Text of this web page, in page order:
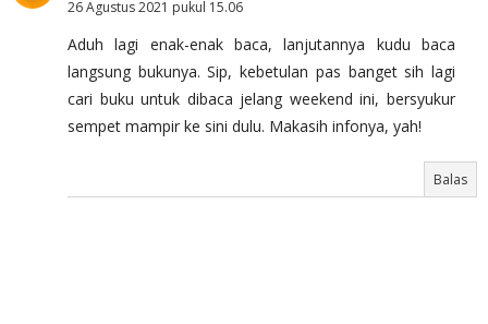
26 Agustus 2021 pukul 15.06
Aduh lagi enak-enak baca, lanjutannya kudu baca
langsung bukunya. Sip, kebetulan pas banget sih lagi
cari buku untuk dibaca jelang weekend ini, bersyukur
sempet mampir ke sini dulu. Makasih infonya, yah!
Balas